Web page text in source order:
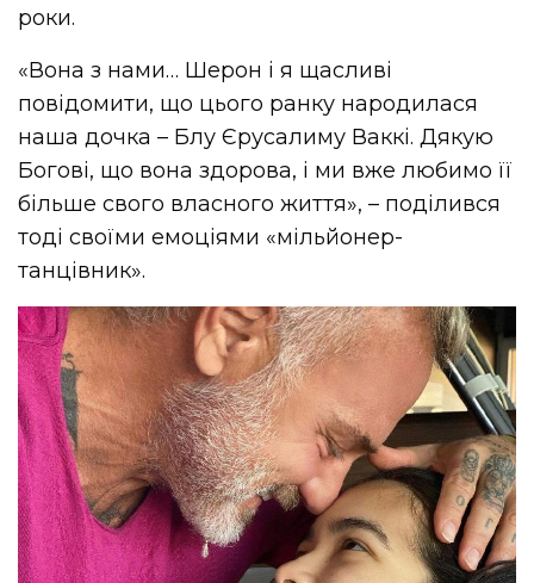
роки.
«Вона з нами… Шерон і я щасливі
повідомити, що цього ранку народилася
наша дочка – Блу Єрусалиму Ваккі. Дякую
Богові, що вона здорова, і ми вже любимо її
більше свого власного життя», – поділився
тоді своїми емоціями «мільйонер-
танцівник».